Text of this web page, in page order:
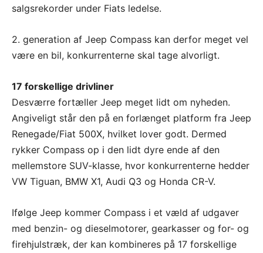
salgsrekorder under Fiats ledelse.
2. generation af Jeep Compass kan derfor meget vel
være en bil, konkurrenterne skal tage alvorligt.
17 forskellige drivliner
Desværre fortæller Jeep meget lidt om nyheden.
Angiveligt står den på en forlænget platform fra Jeep
Renegade/Fiat 500X, hvilket lover godt. Dermed
rykker Compass op i den lidt dyre ende af den
mellemstore SUV-klasse, hvor konkurrenterne hedder
VW Tiguan, BMW X1, Audi Q3 og Honda CR-V.
Ifølge Jeep kommer Compass i et væld af udgaver
med benzin- og dieselmotorer, gearkasser og for- og
firehjulstræk, der kan kombineres på 17 forskellige